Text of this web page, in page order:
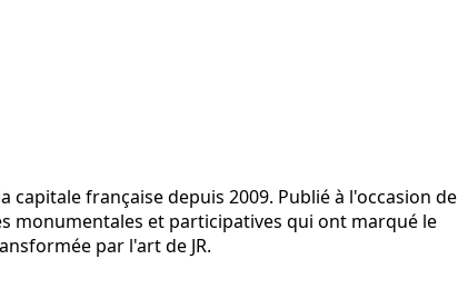
française depuis 2009. Publié à l'occasion de
monumentales et participatives qui ont marqué le
par l'art de JR.